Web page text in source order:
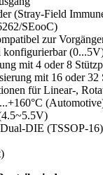
(Stray-Field
SEooC)
zur
konfigurierbar
mit 4 oder 8
mit 16 oder 32
für Linear-,
DIE (TSSOP-